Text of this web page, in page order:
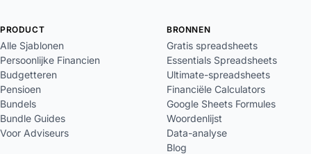
PRODUCT
Alle Sjablonen
Persoonlijke Financien
Budgetteren
Pensioen
Bundels
Bundle Guides
Voor Adviseurs
BRONNEN
Gratis spreadsheets
Essentials Spreadsheets
Ultimate-spreadsheets
Financiële Calculators
Google Sheets Formules
Woordenlijst
Data-analyse
Blog